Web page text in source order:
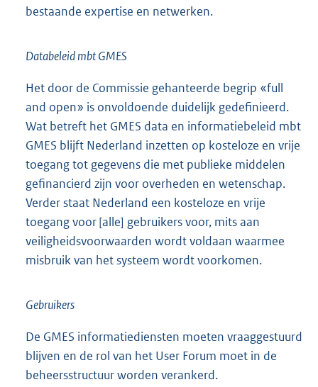
bestaande expertise en netwerken.
Databeleid mbt GMES
Het door de Commissie gehanteerde begrip «full
and open» is onvoldoende duidelijk gedefinieerd.
Wat betreft het GMES data en informatiebeleid mbt
GMES blijft Nederland inzetten op kosteloze en vrije
toegang tot gegevens die met publieke middelen
gefinancierd zijn voor overheden en wetenschap.
Verder staat Nederland een kosteloze en vrije
toegang voor [alle] gebruikers voor, mits aan
veiligheidsvoorwaarden wordt voldaan waarmee
misbruik van het systeem wordt voorkomen.
Gebruikers
De GMES informatiediensten moeten vraaggestuurd
blijven en de rol van het User Forum moet in de
beheersstructuur worden verankerd.